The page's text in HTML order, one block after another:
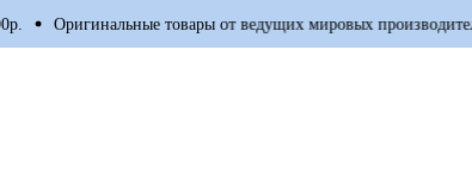
Оригинальные товары от ведущих мировых производителей